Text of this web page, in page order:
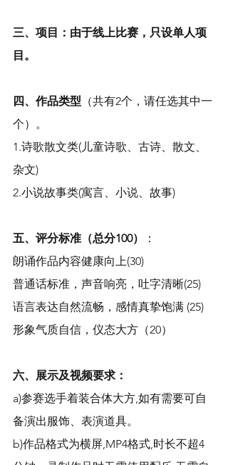
三、项目：由于线上比赛，只设单人项
目。
四、作品类型 （共有2个，请任选其中一
个）。
1.诗歌散文类(儿童诗歌、古诗、散文、
杂文)
2.小说故事类(寓言、小说、故事)
五、评分标准（总分100）
：
朗诵作品内容健康向上(30)
普通话标准，声音响亮，吐字清晰(25)
语言表达自然流畅，感情真挚饱满 (25)
形象气质自信，仪态大方（20）
六、展示及视频要求：
a)参赛选手着装合体大方,如有需要可自
备演出服饰、表演道具。
b)作品格式为横屏,MP4格式,时长不超4